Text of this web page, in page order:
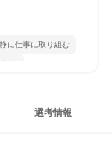
に仕事に取り組む
る
選考情報